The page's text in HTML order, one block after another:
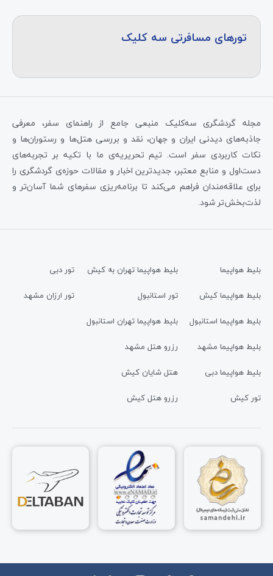
تورهای مسافرتی سه کلیک
مجله گردشگری سه‌کلیک منبعی جامع از راهنمای سفر، معرفی
جاذبه‌های دیدنی ایران و جهان، نقد و بررسی هتل‌ها و رستوران‌ها و
نکات کاربردی سفر است. تیم تحریریه‌ی ما با تکیه بر تجربه‌های
دست‌اول و منابع معتبر، جدیدترین اخبار و مقالات حوزه‌ی گردشگری را
برای علاقه‌مندان فراهم می‌کند تا برنامه‌ریزی سفرهای شما آسان‌تر و
لذت‌بخش‌تر شود.
بلیط هواپیما
بلیط هواپیما کیش
بلیط هواپیما استانبول
بلیط هواپیما مشهد
بلیط هواپیما دبی
تور کیش
بلیط هواپیما تهران به کیش
تور استانبول
بلیط هواپیما تهران استانبول
رزرو هتل مشهد
هتل شایان کیش
رزرو هتل کیش
تور دبی
تور ارزان مشهد